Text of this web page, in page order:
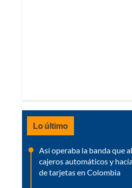
Lo último
Así operaba la banda que
cajeros automáticos y
de tarjetas en Colombia